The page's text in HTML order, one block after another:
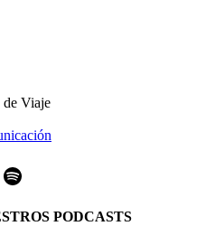
Viaje
Spotify
PODCASTS